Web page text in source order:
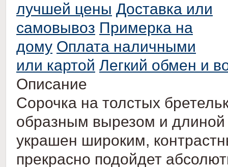
лучшей цены Доставка или
самовывоз Примерка на
дому Оплата наличными
или картой Легкий обмен и
Описание
Сорочка на толстых
образным вырезом и длиной
украшен широким,
прекрасно подойдет